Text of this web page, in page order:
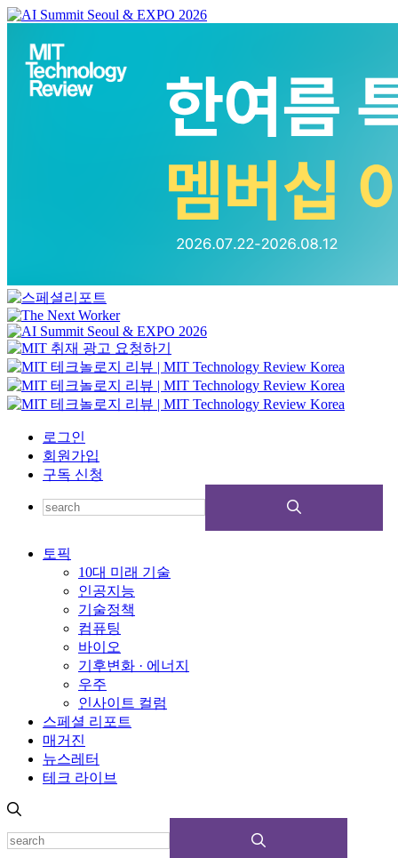
로그인
회원가입
구독 신청
토픽
10대 미래 기술
인공지능
기술정책
컴퓨팅
바이오
기후변화 · 에너지
우주
인사이트 컬럼
스페셜 리포트
매거진
뉴스레터
테크 라이브